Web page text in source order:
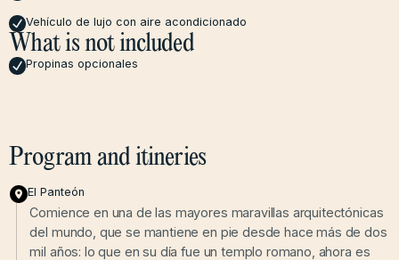
Vehículo de lujo con aire acondicionado
What is not included
Propinas opcionales
Program and itineries
El Panteón
Comience en una de las mayores maravillas arquitectónicas
del mundo, que se mantiene en pie desde hace más de dos
mil años: lo que en su día fue un templo romano, ahora es